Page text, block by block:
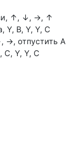
↑, ↓, →, ↑
Y, В, Y, Y, С
отпустить А
С, Y, Y, С